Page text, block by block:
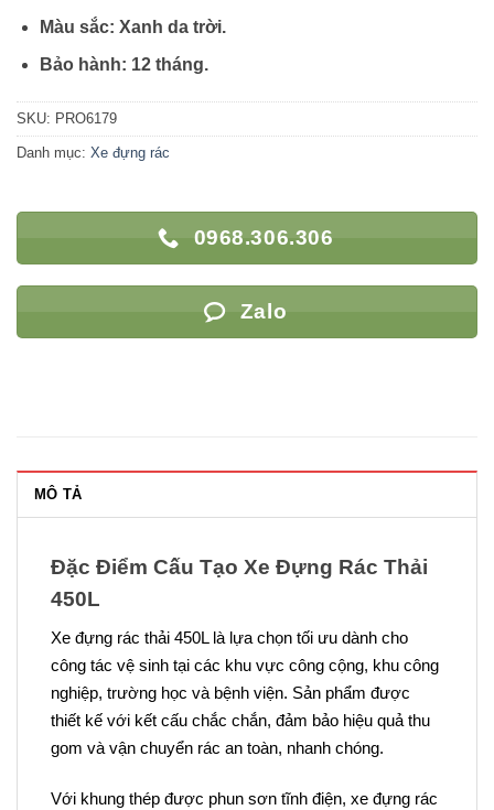
Màu sắc: Xanh da trời.
Bảo hành: 12 tháng.
SKU: PRO6179
Danh mục: Xe đựng rác
0968.306.306
Zalo
MÔ TẢ
Đặc Điểm Cấu Tạo Xe Đựng Rác Thải
450L
Xe đựng rác thải 450L là lựa chọn tối ưu dành cho
công tác vệ sinh tại các khu vực công cộng, khu công
nghiệp, trường học và bệnh viện. Sản phẩm được
thiết kế với kết cấu chắc chắn, đảm bảo hiệu quả thu
gom và vận chuyển rác an toàn, nhanh chóng.
Với khung thép được phun sơn tĩnh điện, xe đựng rác